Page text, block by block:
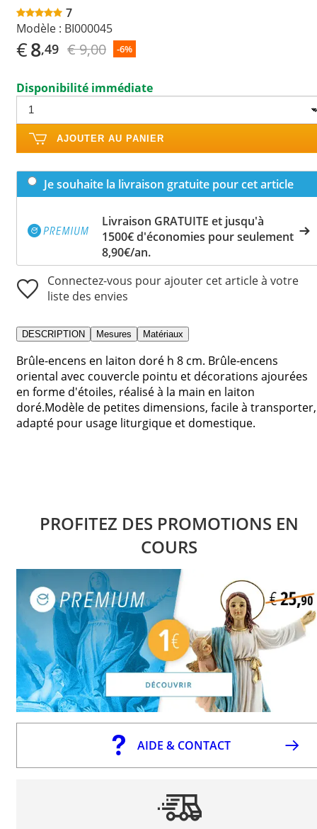
7
Modèle : BI000045
€8,49 € 9,00 -6%
Disponibilité immédiate
AJOUTER AU PANIER
Je souhaite la livraison gratuite pour cet article
Livraison GRATUITE et jusqu'à
1500€ d'économies pour seulement
8,90€/an.
Connectez-vous pour ajouter cet article à votre
liste des envies
DESCRIPTION Mesures Matériaux
Brûle-encens en laiton doré h 8 cm. Brûle-encens
oriental avec couvercle pointu et décorations ajourées
en forme d'étoiles, réalisé à la main en laiton
doré.Modèle de petites dimensions, facile à transporter,
adapté pour usage liturgique et domestique.
PROFITEZ DES PROMOTIONS EN
COURS
AIDE & CONTACT